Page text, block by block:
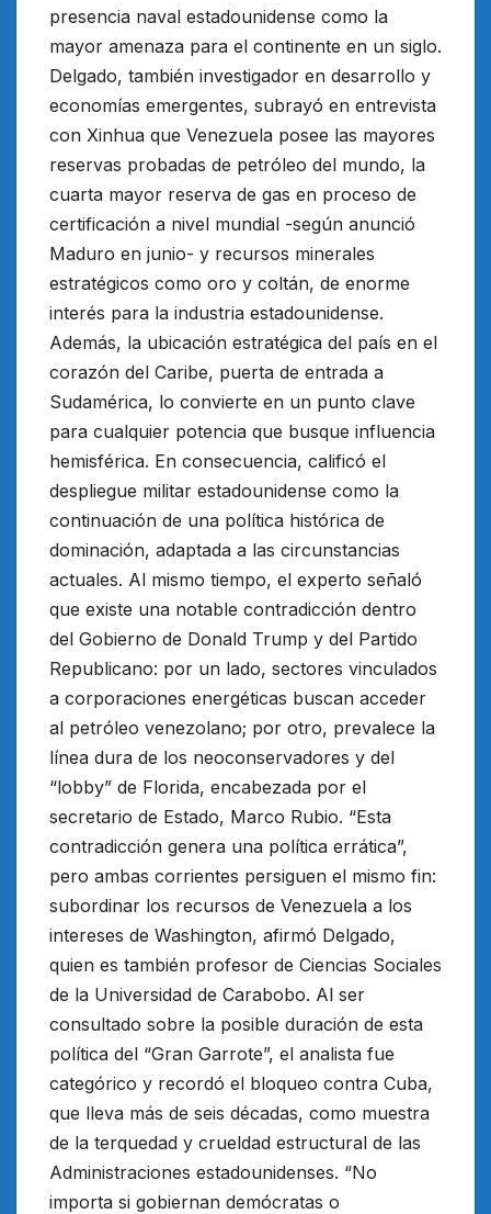
presencia naval estadounidense como la
mayor amenaza para el continente en un siglo.
Delgado, también investigador en desarrollo y
economías emergentes, subrayó en entrevista
con Xinhua que Venezuela posee las mayores
reservas probadas de petróleo del mundo, la
cuarta mayor reserva de gas en proceso de
certificación a nivel mundial -según anunció
Maduro en junio- y recursos minerales
estratégicos como oro y coltán, de enorme
interés para la industria estadounidense.
Además, la ubicación estratégica del país en el
corazón del Caribe, puerta de entrada a
Sudamérica, lo convierte en un punto clave
para cualquier potencia que busque influencia
hemisférica. En consecuencia, calificó el
despliegue militar estadounidense como la
continuación de una política histórica de
dominación, adaptada a las circunstancias
actuales. Al mismo tiempo, el experto señaló
que existe una notable contradicción dentro
del Gobierno de Donald Trump y del Partido
Republicano: por un lado, sectores vinculados
a corporaciones energéticas buscan acceder
al petróleo venezolano; por otro, prevalece la
línea dura de los neoconservadores y del
“lobby” de Florida, encabezada por el
secretario de Estado, Marco Rubio. “Esta
contradicción genera una política errática”,
pero ambas corrientes persiguen el mismo fin:
subordinar los recursos de Venezuela a los
intereses de Washington, afirmó Delgado,
quien es también profesor de Ciencias Sociales
de la Universidad de Carabobo. Al ser
consultado sobre la posible duración de esta
política del “Gran Garrote”, el analista fue
categórico y recordó el bloqueo contra Cuba,
que lleva más de seis décadas, como muestra
de la terquedad y crueldad estructural de las
Administraciones estadounidenses. “No
importa si gobiernan demócratas o